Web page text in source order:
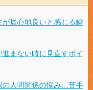
が居心地良いと感じる瞬
進まない時に見直すポイ
の人間関係の悩み…苦手